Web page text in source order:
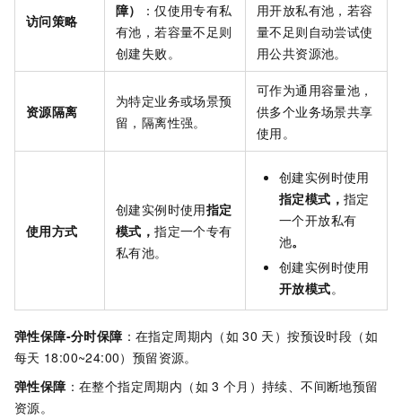
访问策略
障）
：仅使用专有私
有池，若容量不足则
创建失败。
用开放私有池，若容
量不足则自动尝试使
用公共资源池。
资源隔离
为特定业务或场景预
留，隔离性强。
可作为通用容量池，
供多个业务场景共享
使用。
使用方式
创建实例时使用指定
模式，指定一个专有
私有池。
创建实例时使用
指定模式， 指定
一个开放私有
池。
创建实例时使用
开放模式。
弹性保障-分时保障 ：在指定周期内（如 30 天）按预设时段（如
每天 18:00~24:00）预留资源。
弹性保障 ：在整个指定周期内（如 3 个月）持续、不间断地预留
资源。